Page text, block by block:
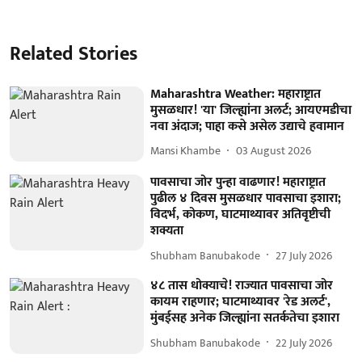
Related Stories
Maharashtra Weather: महाराष्ट्रात
मुसळधार! 'या' जिल्ह्यांना अलर्ट; आयएमडीचा
नवा अंदाज; पाहा कसे असेल उद्याचे हवामान
Mansi Khambe 03 August 2026
पावसाचा जोर पुन्हा वाढणार! महाराष्ट्रात
पुढील ४ दिवस मुसळधार पावसाचा इशारा;
विदर्भ, कोकण, घाटमाथ्यावर अतिवृष्टीची
शक्यता
Shubham Banubakode 27 July 2026
४८ तास धोक्याचे! राज्यात पावसाचा जोर
कायम राहणार; घाटमाथ्यावर 'रेड अलर्ट',
मुंबईसह अनेक जिल्ह्यांना सतर्कतेचा इशारा
Shubham Banubakode 22 July 2026